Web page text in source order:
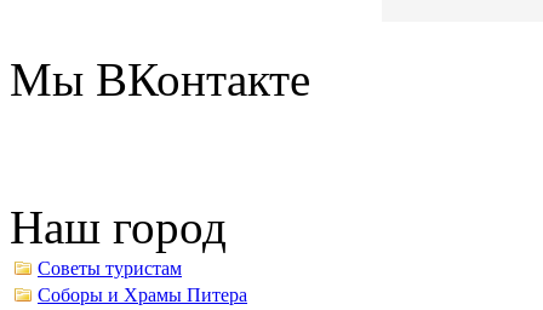
Мы ВКонтакте
Наш город
Советы туристам
Соборы и Храмы Питера